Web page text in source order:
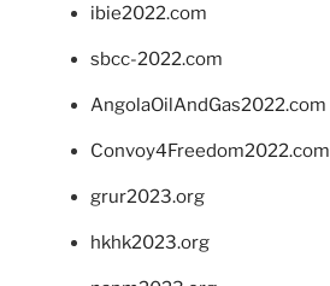
ibie2022.com
sbcc-2022.com
AngolaOilAndGas2022.com
Convoy4Freedom2022.com
grur2023.org
hkhk2023.org